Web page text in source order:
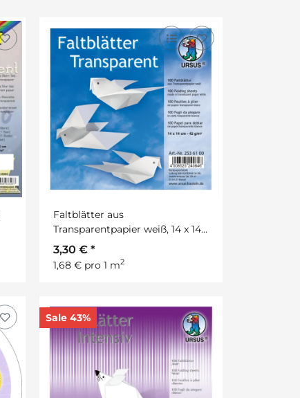
Faltblätter aus
Transparentpapier weiß, 14 x 14
cm, 100 Blatt
3,30 € *
1,68 € pro 1 m2
Sale 43%